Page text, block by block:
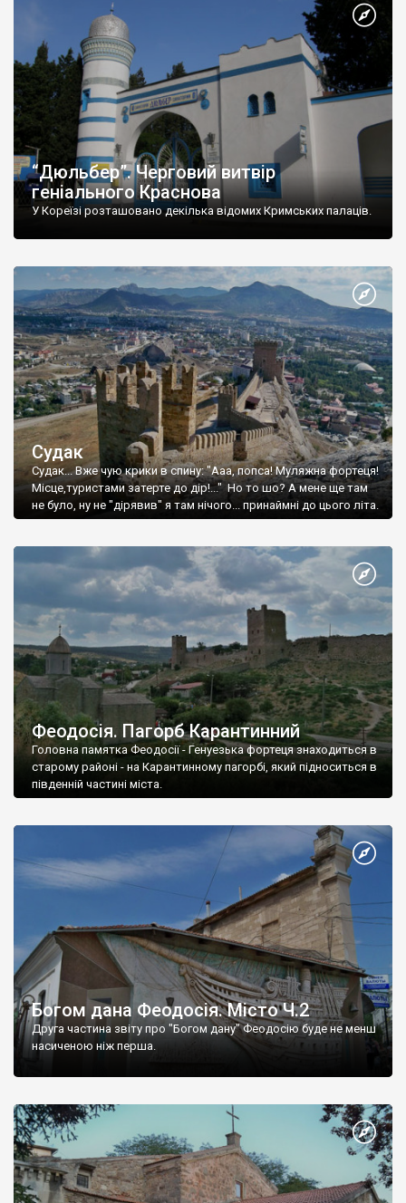
“Дюльбер”. Черговий витвір
геніального Краснова
У Кореїзі розташовано декілька відомих Кримських палаців.
Судак
Судак... Вже чую крики в спину: "Ааа, попса! Муляжна фортеця!
Місце,туристами затерте до дір!..." Но то шо? А мене ще там
не було, ну не "дірявив" я там нічого... принаймні до цього літа.
Феодосія. Пагорб Карантинний
Головна памятка Феодосії - Генуезька фортеця знаходиться в
старому районі - на Карантинному пагорбі, який підноситься в
південній частині міста.
Богом дана Феодосія. Місто Ч.2
Друга частина звіту про "Богом дану" Феодосію буде не менш
насиченою ніж перша.